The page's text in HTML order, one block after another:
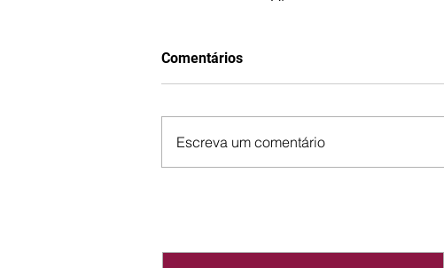
Comentários
Escreva um comentário